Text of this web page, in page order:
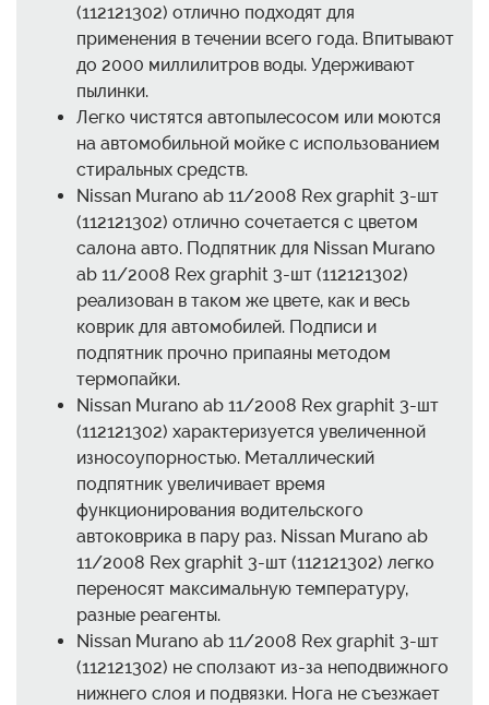
(112121302) отлично подходят для
применения в течении всего года. Впитывают
до 2000 миллилитров воды. Удерживают
пылинки.
Легко чистятся автопылесосом или моются
на автомобильной мойке с использованием
стиральных средств.
Nissan Murano ab 11/2008 Rex graphit 3-шт
(112121302) отлично сочетается с цветом
салона авто. Подпятник для Nissan Murano
ab 11/2008 Rex graphit 3-шт (112121302)
реализован в таком же цвете, как и весь
коврик для автомобилей. Подписи и
подпятник прочно припаяны методом
термопайки.
Nissan Murano ab 11/2008 Rex graphit 3-шт
(112121302) характеризуется увеличенной
износоупорностью. Металлический
подпятник увеличивает время
функционирования водительского
автоковрика в пару раз. Nissan Murano ab
11/2008 Rex graphit 3-шт (112121302) легко
переносят максимальную температуру,
разные реагенты.
Nissan Murano ab 11/2008 Rex graphit 3-шт
(112121302) не сползают из-за неподвижного
нижнего слоя и подвязки. Нога не съезжает